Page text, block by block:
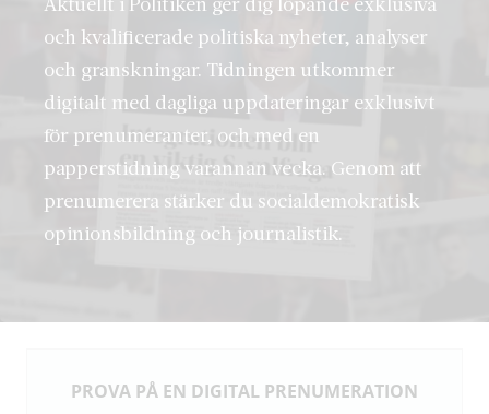
och kvalificerade politiska nyheter, analyser
och granskningar. Tidningen utkommer
digitalt med dagliga uppdateringar exklusivt
för prenumeranter, och med en
papperstidning varannan vecka. Genom att
prenumerera stärker du socialdemokratisk
opinionsbildning och journalistik.
PROVA PÅ EN DIGITAL PRENUMERATION